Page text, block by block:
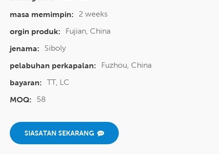
masa memimpin:
2 weeks
orgin produk:
Fujian, China
jenama:
Siboly
pelabuhan perkapalan:
Fuzhou, China
bayaran: TT, LC
MOQ:
58
SIASATAN SEKARANG